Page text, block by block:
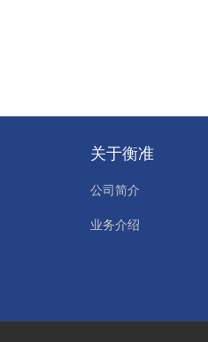
关于衡准
公司简介
业务介绍